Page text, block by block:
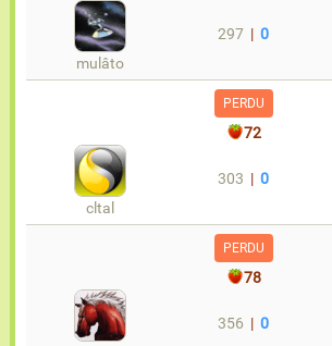
mulâto
297 |0
PERDU
72
cltal
303 |0
PERDU
78
356 |0